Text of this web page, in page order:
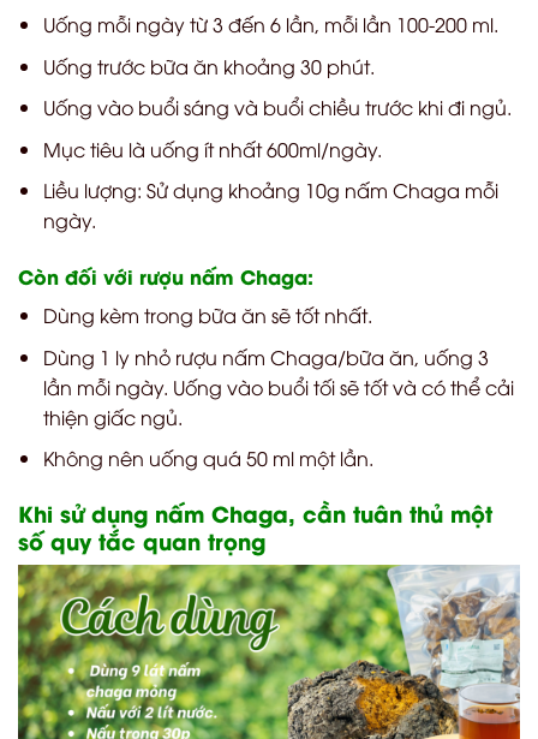
Uống mỗi ngày từ 3 đến 6 lần, mỗi lần 100-200 ml.
Uống trước bữa ăn khoảng 30 phút.
Uống vào buổi sáng và buổi chiều trước khi đi ngủ.
Mục tiêu là uống ít nhất 600ml/ngày.
Liều lượng: Sử dụng khoảng 10g nấm Chaga mỗi
ngày.
Còn đối với rượu nấm Chaga:
Dùng kèm trong bữa ăn sẽ tốt nhất.
Dùng 1 ly nhỏ rượu nấm Chaga/bữa ăn, uống 3
lần mỗi ngày. Uống vào buổi tối sẽ tốt và có thể cải
thiện giấc ngủ.
Không nên uống quá 50 ml một lần.
Khi sử dụng nấm Chaga, cần tuân thủ một
số quy tắc quan trọng